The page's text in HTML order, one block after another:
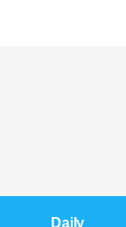
Daily